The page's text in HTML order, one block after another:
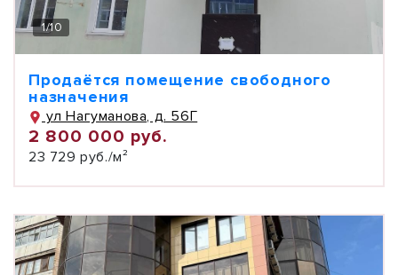
1/10
Продаётся помещение свободного
назначения
ул Нагуманова, д. 56Г
2 800 000 руб.
23 729 руб./м²